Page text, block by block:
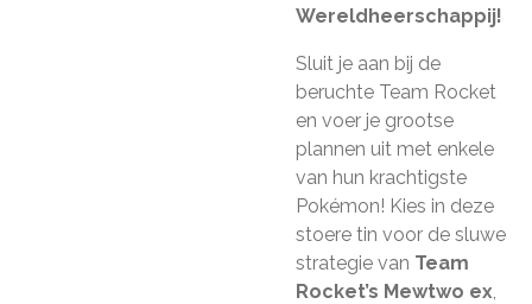
Wereldheerschappij!
Sluit je aan bij de
beruchte Team Rocket
en voer je grootse
plannen uit met enkele
van hun krachtigste
Pokémon! Kies in deze
stoere tin voor de sluwe
strategie van Team
Rocket’s Mewtwo ex,